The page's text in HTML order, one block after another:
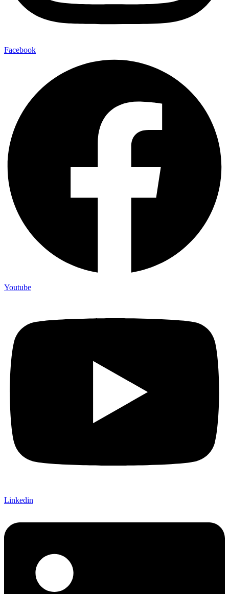
Facebook
Youtube
Linkedin